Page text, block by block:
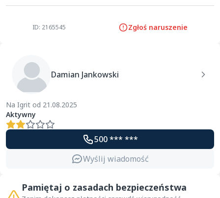
ID: 2165545 Zgłoś naruszenie
Damian Jankowski
Na Igrit od 21.08.2025
Aktywny
500 *** ***
Wyślij wiadomość
Pamiętaj o zasadach bezpieczeństwa